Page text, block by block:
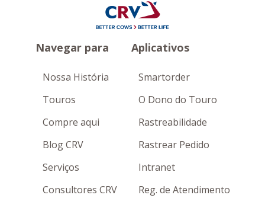
Navegar para
Nossa História
Touros
Compre aqui
Blog CRV
Serviços
Consultores CRV
Aplicativos
Smartorder
O Dono do Touro
Rastreabilidade
Rastrear Pedido
Intranet
Reg. de Atendimento